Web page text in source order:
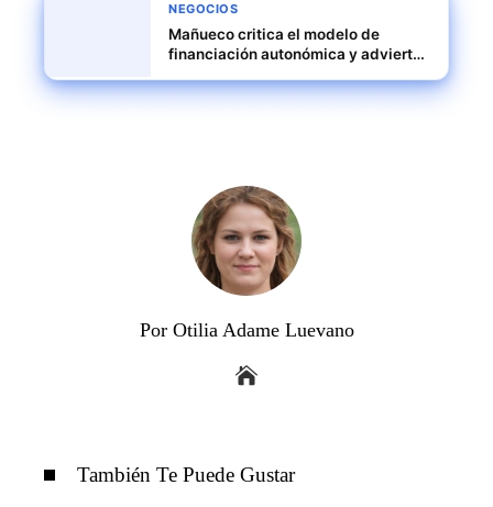
NEGOCIOS
Mañueco critica el modelo de
financiación autonómica y advierte
Por Otilia Adame Luevano
También Te Puede Gustar